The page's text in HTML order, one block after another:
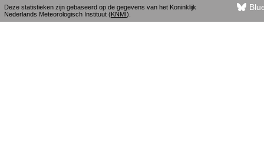
Deze statistieken zijn gebaseerd op de gegevens van het Koninklijk
Nederlands Meteorologisch Instituut (KNMI).